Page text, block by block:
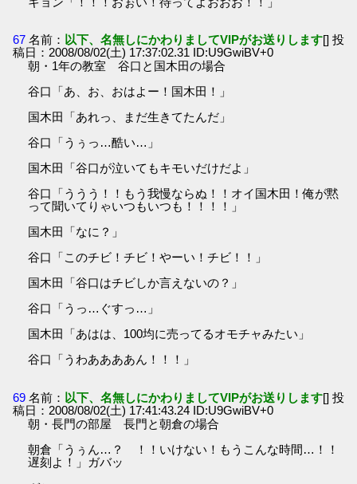
67 名前： 以下、名無しにかわりましてVIPがお送りします[] 投
稿日：2008/08/02(土) 17:37:02.31 ID:U9GwiBV+0
朝・1年の教室 谷口と国木田の場合
谷口「あ、お、おはよー！国木田！」
国木田「あれっ、まだ生きてたんだ」
谷口「うぅっ…酷い…」
国木田「谷口が泣いてもキモいだけだよ」
谷口「ううう！！もう我慢ならぬ！！オイ国木田！俺が黙
って聞いてりゃいつもいつも！！！！」
国木田「なに？」
谷口「このチビ！チビ！やーい！チビ！！」
国木田「谷口はチビしか言えないの？」
谷口「うっ…ぐすっ…」
国木田「あはは、100均に売ってるオモチャみたい」
谷口「うわああああん！！！」
69 名前： 以下、名無しにかわりましてVIPがお送りします[] 投
稿日：2008/08/02(土) 17:41:43.24 ID:U9GwiBV+0
朝・長門の部屋 長門と朝倉の場合
朝倉「うぅん…？ ！！いけない！もうこんな時間…！！
遅刻よ！」ガバッ